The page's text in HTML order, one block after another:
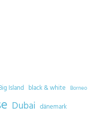
Island black & white Borneo
Dubai dänemark